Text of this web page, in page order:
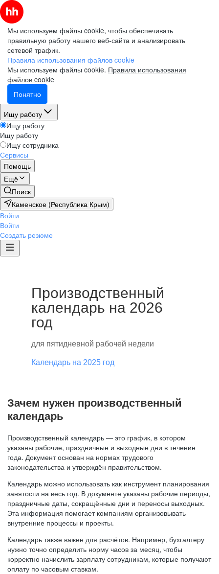
Мы используем файлы cookie, чтобы обеспечивать
правильную работу нашего веб-сайта и анализировать
сетевой трафик.
Правила использования файлов cookie
Мы используем файлы cookie. Правила использования
файлов cookie
Понятно
Ищу работу
Ищу работу
Ищу работу
Ищу сотрудника
Сервисы
Помощь
Ещё
Поиск
Каменское (Республика Крым)
Войти
Войти
Создать резюме
Производственный
календарь на 2026
год
для пятидневной рабочей недели
Календарь на 2025 год
Зачем нужен производственный
календарь
Производственный календарь — это график, в котором
указаны рабочие, праздничные и выходные дни в течение
года. Документ основан на нормах трудового
законодательства и утверждён правительством.
Календарь можно использовать как инструмент планирования
занятости на весь год. В документе указаны рабочие периоды,
праздничные даты, сокращённые дни и переносы выходных.
Эта информация помогает компаниям организовывать
внутренние процессы и проекты.
Календарь также важен для расчётов. Например, бухгалтеру
нужно точно определить норму часов за месяц, чтобы
корректно начислить зарплату сотрудникам, которые получают
оплату по часовым ставкам.